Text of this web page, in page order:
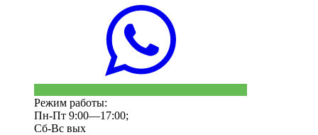
Режим работы:
Пн-Пт 9:00—17:00;
Сб-Вс вых